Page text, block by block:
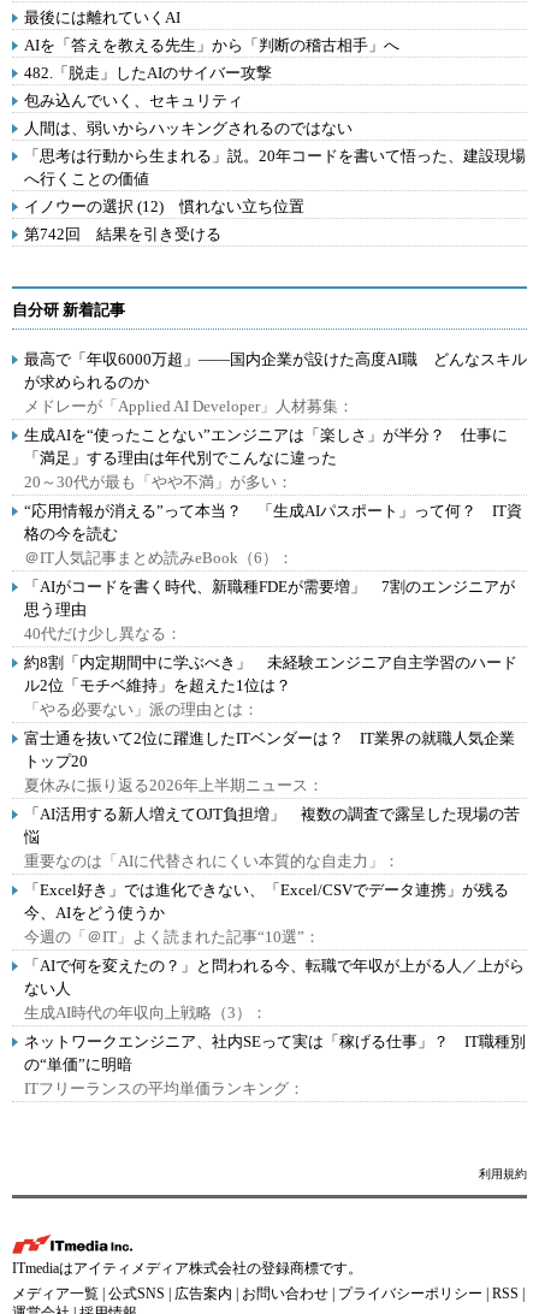
最後には離れていくAI
AIを「答えを教える先生」から「判断の稽古相手」へ
482.「脱走」したAIのサイバー攻撃
包み込んでいく、セキュリティ
人間は、弱いからハッキングされるのではない
「思考は行動から生まれる」説。20年コードを書いて悟った、建設現場
へ行くことの価値
イノウーの選択 (12) 慣れない立ち位置
第742回 結果を引き受ける
自分研 新着記事
最高で「年収6000万超」――国内企業が設けた高度AI職 どんなスキル
が求められるのか
メドレーが「Applied AI Developer」人材募集：
生成AIを“使ったことない”エンジニアは「楽しさ」が半分？ 仕事に
「満足」する理由は年代別でこんなに違った
20～30代が最も「やや不満」が多い：
“応用情報が消える”って本当？ 「生成AIパスポート」って何？ IT資
格の今を読む
＠IT人気記事まとめ読みeBook（6）：
「AIがコードを書く時代、新職種FDEが需要増」 7割のエンジニアが
思う理由
40代だけ少し異なる：
約8割「内定期間中に学ぶべき」 未経験エンジニア自主学習のハード
ル2位「モチベ維持」を超えた1位は？
「やる必要ない」派の理由とは：
富士通を抜いて2位に躍進したITベンダーは？ IT業界の就職人気企業
トップ20
夏休みに振り返る2026年上半期ニュース：
「AI活用する新人増えてOJT負担増」 複数の調査で露呈した現場の苦
悩
重要なのは「AIに代替されにくい本質的な自走力」：
「Excel好き」では進化できない、「Excel/CSVでデータ連携」が残る
今、AIをどう使うか
今週の「＠IT」よく読まれた記事“10選”：
「AIで何を変えたの？」と問われる今、転職で年収が上がる人／上がら
ない人
生成AI時代の年収向上戦略（3）：
ネットワークエンジニア、社内SEって実は「稼げる仕事」？ IT職種別
の“単価”に明暗
ITフリーランスの平均単価ランキング：
利用規約
ITmediaはアイティメディア株式会社の登録商標です。
メディア一覧 公式SNS 広告案内 お問い合わせ プライバシーポリシー RSS